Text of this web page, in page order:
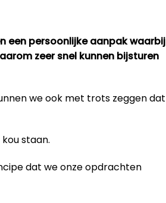
een persoonlijke aanpak waarbij
zeer snel kunnen bijsturen
we ook met trots zeggen dat
staan.
dat we onze opdrachten